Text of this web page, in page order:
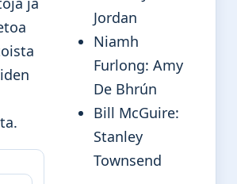
Jordan
Niamh
Furlong: Amy
De Bhrún
Bill McGuire:
Stanley
Townsend